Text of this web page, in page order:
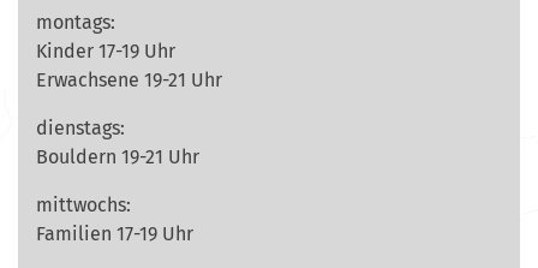
montags:
Kinder 17-19 Uhr
Erwachsene 19-21 Uhr
dienstags:
Bouldern 19-21 Uhr
mittwochs:
Familien 17-19 Uhr